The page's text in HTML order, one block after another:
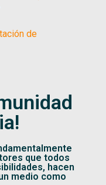
de
que todos
hacen
medio como